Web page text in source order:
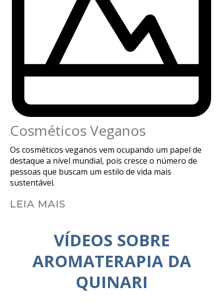
Cosméticos Veganos
Os cosméticos veganos vem ocupando um papel de
destaque a nível mundial, pois cresce o número de
pessoas que buscam um estilo de vida mais
sustentável.
LEIA MAIS
VÍDEOS SOBRE
AROMATERAPIA DA
QUINARI